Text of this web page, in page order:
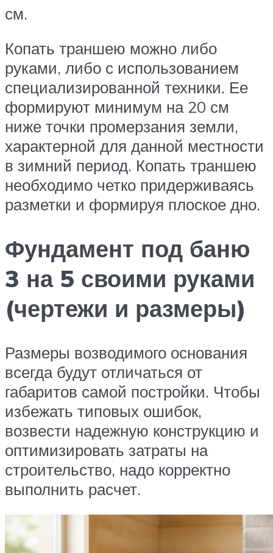
см.
Копать траншею можно либо
руками, либо с использованием
специализированной техники. Ее
формируют минимум на 20 см
ниже точки промерзания земли,
характерной для данной местности
в зимний период. Копать траншею
необходимо четко придерживаясь
разметки и формируя плоское дно.
Фундамент под баню
3 на 5 своими руками
(чертежи и размеры)
Размеры возводимого основания
всегда будут отличаться от
габаритов самой постройки. Чтобы
избежать типовых ошибок,
возвести надежную конструкцию и
оптимизировать затраты на
строительство, надо корректно
выполнить расчет.